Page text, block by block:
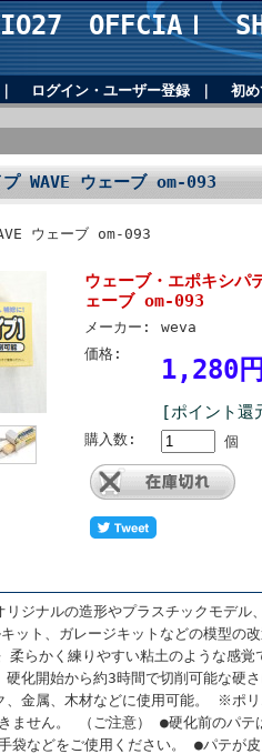
OFFCIAｌ
ログイン・ユーザー登録｜ 初
WAVE ウェーブ om-093
ウェーブ om-093
ウェーブ・エポキシパ
ェーブ om-093
メーカー:
weva
価格:
1,280
[ポイント還
購入数: 個
ジナルの造形やプラスチックモデル
ット、ガレージキットなどの模型の
らかく練りやすい粘土のような感
化開始から約3時間で切削可能な硬
金属、木材などに使用可能。 ※ポリ
ません。 （ご注意） ●硬化前のパテ
袋などをご使用ください。 ●パテが